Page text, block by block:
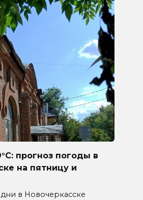
прогноз погоды в
на пятницу и
в Новочеркасске